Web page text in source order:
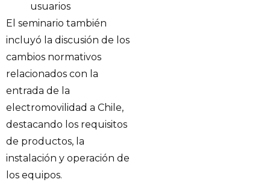
usuarios
El seminario también
incluyó la discusión de los
cambios normativos
relacionados con la
entrada de la
electromovilidad a Chile,
destacando los requisitos
de productos, la
instalación y operación de
los equipos.